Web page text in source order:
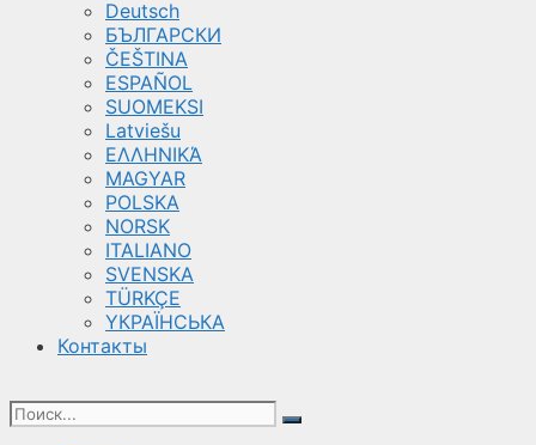
Deutsch
БЪЛГАРСКИ
ČEŠTINA
ESPAÑOL
SUOMEKSI
Latviešu
ΕΛΛΗΝΙΚΆ
MAGYAR
POLSKA
NORSK
ITALIANO
SVENSKA
TÜRKÇE
YКРАЇНСЬКА
Контакты